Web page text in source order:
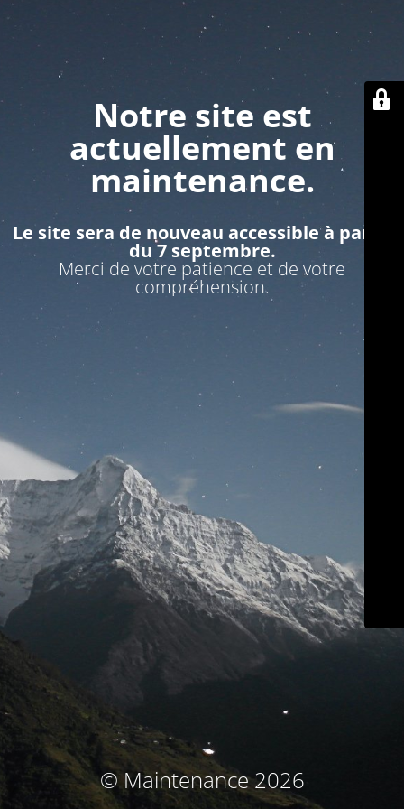
Notre site est
actuellement en
maintenance.
Le site sera de nouveau accessible à partir
du 7 septembre.
Merci de votre patience et de votre
compréhension.
© Maintenance 2026